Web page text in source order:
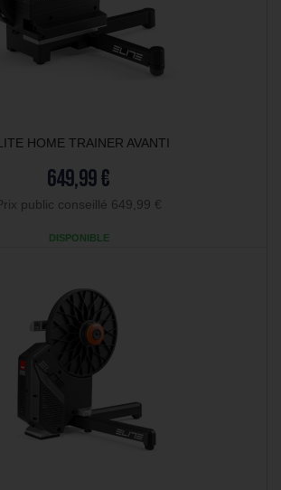
HOME TRAINER AVANTI
649,99 €
public conseillé 649,99 €
DISPONIBLE